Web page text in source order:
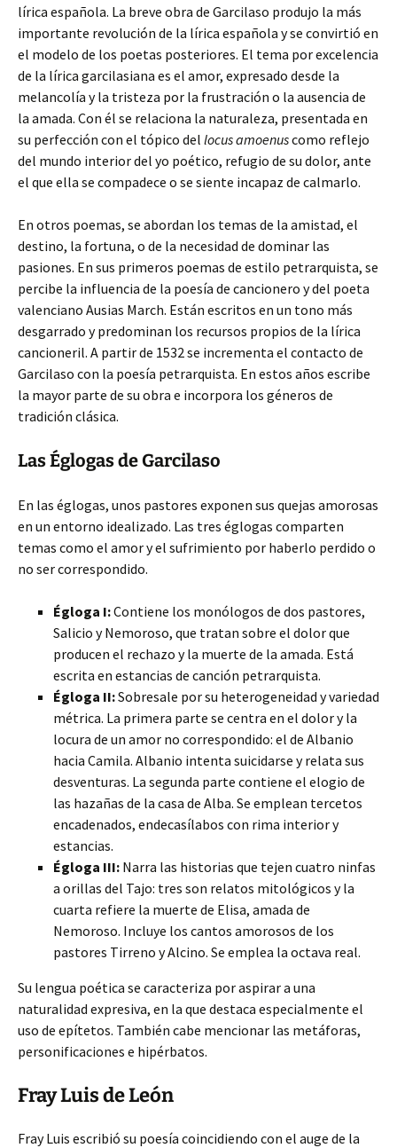
lírica española. La breve obra de Garcilaso produjo la más
importante revolución de la lírica española y se convirtió en
el modelo de los poetas posteriores. El tema por excelencia
de la lírica garcilasiana es el amor, expresado desde la
melancolía y la tristeza por la frustración o la ausencia de
la amada. Con él se relaciona la naturaleza, presentada en
su perfección con el tópico del locus amoenuscomo reflejo
del mundo interior del yo poético, refugio de su dolor, ante
el que ella se compadece o se siente incapaz de calmarlo.
En otros poemas, se abordan los temas de la amistad, el
destino, la fortuna, o de la necesidad de dominar las
pasiones. En sus primeros poemas de estilo petrarquista, se
percibe la influencia de la poesía de cancionero y del poeta
valenciano Ausias March. Están escritos en un tono más
desgarrado y predominan los recursos propios de la lírica
cancioneril. A partir de 1532 se incrementa el contacto de
Garcilaso con la poesía petrarquista. En estos años escribe
la mayor parte de su obra e incorpora los géneros de
tradición clásica.
Las Églogas de Garcilaso
En las églogas, unos pastores exponen sus quejas amorosas
en un entorno idealizado. Las tres églogas comparten
temas como el amor y el sufrimiento por haberlo perdido o
no ser correspondido.
Égloga I:Contiene los monólogos de dos pastores,
Salicio y Nemoroso, que tratan sobre el dolor que
producen el rechazo y la muerte de la amada. Está
escrita en estancias de canción petrarquista.
Égloga II:Sobresale por su heterogeneidad y variedad
métrica. La primera parte se centra en el dolor y la
locura de un amor no correspondido: el de Albanio
hacia Camila. Albanio intenta suicidarse y relata sus
desventuras. La segunda parte contiene el elogio de
las hazañas de la casa de Alba. Se emplean tercetos
encadenados, endecasílabos con rima interior y
estancias.
Égloga III: Narra las historias que tejen cuatro ninfas
a orillas del Tajo: tres son relatos mitológicos y la
cuarta refiere la muerte de Elisa, amada de
Nemoroso. Incluye los cantos amorosos de los
pastores Tirreno y Alcino. Se emplea la octava real.
Su lengua poética se caracteriza por aspirar a una
naturalidad expresiva, en la que destaca especialmente el
uso de epítetos. También cabe mencionar las metáforas,
personificaciones e hipérbatos.
Fray Luis de León
Fray Luis escribió su poesía coincidiendo con el auge de la